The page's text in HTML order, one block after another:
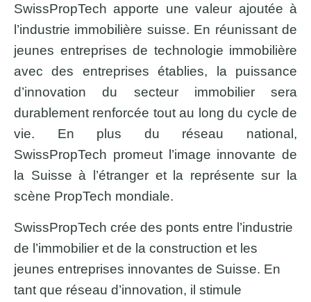
SwissPropTech apporte une valeur ajoutée à
l’industrie immobilière suisse. En réunissant de
jeunes entreprises de technologie immobilière
avec des entreprises établies, la puissance
d’innovation du secteur immobilier sera
durablement renforcée tout au long du cycle de
vie. En plus du réseau national,
SwissPropTech promeut l’image innovante de
la Suisse à l’étranger et la représente sur la
scène PropTech mondiale.
SwissPropTech crée des ponts entre l’industrie
de l’immobilier et de la construction et les
jeunes entreprises innovantes de Suisse. En
tant que réseau d’innovation, il stimule